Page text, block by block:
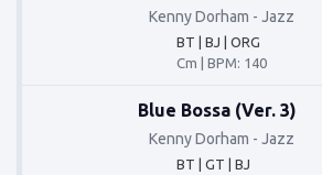
Kenny Dorham -Jazz
BT | BJ | ORG
Cm | BPM: 140
Blue Bossa (Ver. 3)
Kenny Dorham -Jazz
BT | GT | BJ